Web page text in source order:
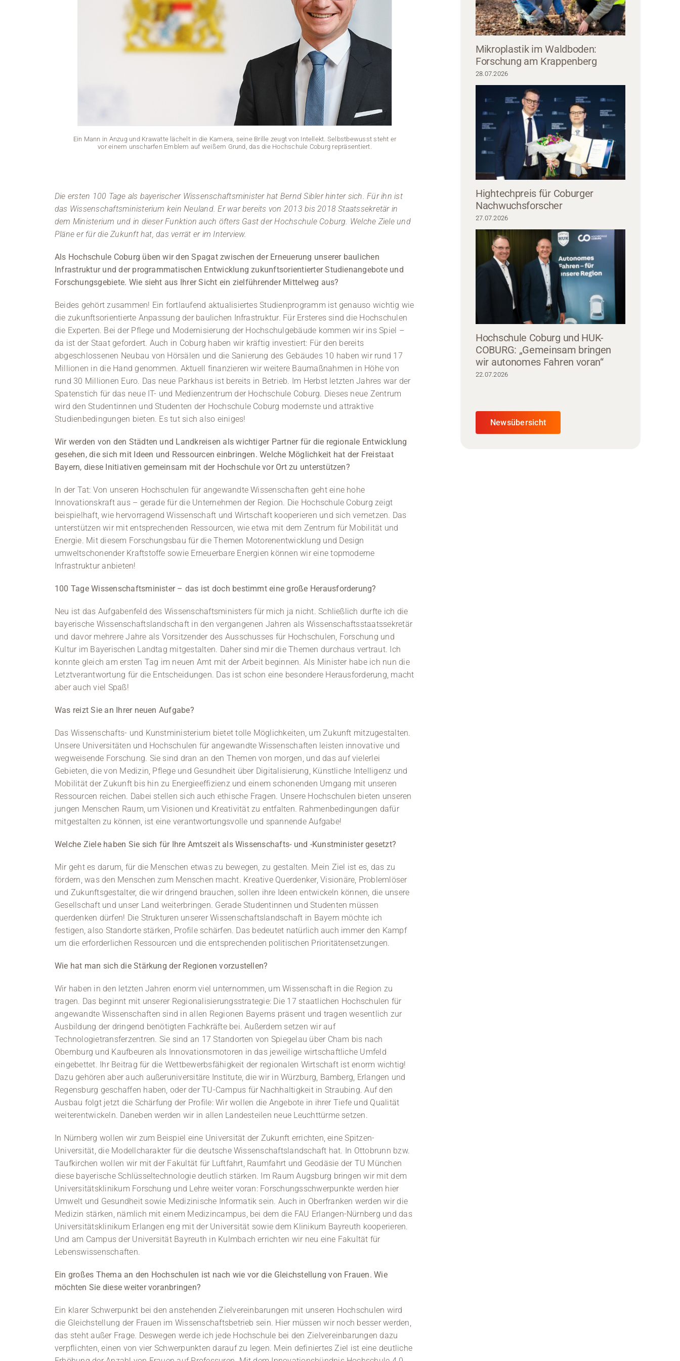
Ein Mann in Anzug und Krawatte lächelt in die Kamera, seine Brille zeugt von Intellekt. Selbstbewusst steht er
vor einem unscharfen Emblem auf weißem Grund, das die Hochschule Coburg repräsentiert.
Ein Mann in Anzug und Krawatte lächelt in die Kamera, seine Brille zeugt von Intellekt.
vor einem unscharfen Emblem auf weißem Grund, das die Hochschule Coburg
Die ersten 100 Tage als bayerischer Wissenschaftsminister hat Bernd Sibler hinter sich. Für ihn ist
das Wissenschaftsministerium kein Neuland. Er war bereits von 2013 bis 2018 Staatssekretär in
dem Ministerium und in dieser Funktion auch öfters Gast der Hochschule Coburg. Welche Ziele und
Pläne er für die Zukunft hat, das verrät er im Interview.
Als Hochschule Coburg üben wir den Spagat zwischen der Erneuerung unserer baulichen
Infrastruktur und der programmatischen Entwicklung zukunftsorientierter Studienangebote und
Forschungsgebiete. Wie sieht aus Ihrer Sicht ein zielführender Mittelweg aus?
Beides gehört zusammen! Ein fortlaufend aktualisiertes Studienprogramm ist genauso wichtig wie
die zukunftsorientierte Anpassung der baulichen Infrastruktur. Für Ersteres sind die Hochschulen
die Experten. Bei der Pflege und Modernisierung der Hochschulgebäude kommen wir ins Spiel –
da ist der Staat gefordert. Auch in Coburg haben wir kräftig investiert: Für den bereits
abgeschlossenen Neubau von Hörsälen und die Sanierung des Gebäudes 10 haben wir rund 17
Millionen in die Hand genommen. Aktuell finanzieren wir weitere Baumaßnahmen in Höhe von
rund 30 Millionen Euro. Das neue Parkhaus ist bereits in Betrieb. Im Herbst letzten Jahres war der
Spatenstich für das neue IT- und Medienzentrum der Hochschule Coburg. Dieses neue Zentrum
wird den Studentinnen und Studenten der Hochschule Coburg modernste und attraktive
Studienbedingungen bieten. Es tut sich also einiges!
Wir werden von den Städten und Landkreisen als wichtiger Partner für die regionale Entwicklung
gesehen, die sich mit Ideen und Ressourcen einbringen. Welche Möglichkeit hat der Freistaat
Bayern, diese Initiativen gemeinsam mit der Hochschule vor Ort zu unterstützen?
In der Tat: Von unseren Hochschulen für angewandte Wissenschaften geht eine hohe
Innovationskraft aus – gerade für die Unternehmen der Region. Die Hochschule Coburg zeigt
beispielhaft, wie hervorragend Wissenschaft und Wirtschaft kooperieren und sich vernetzen. Das
unterstützen wir mit entsprechenden Ressourcen, wie etwa mit dem Zentrum für Mobilität und
Energie. Mit diesem Forschungsbau für die Themen Motorenentwicklung und Design
umweltschonender Kraftstoffe sowie Erneuerbare Energien können wir eine topmoderne
Infrastruktur anbieten!
100 Tage Wissenschaftsminister – das ist doch bestimmt eine große Herausforderung?
Neu ist das Aufgabenfeld des Wissenschaftsministers für mich ja nicht. Schließlich durfte ich die
bayerische Wissenschaftslandschaft in den vergangenen Jahren als Wissenschaftsstaatssekretär
und davor mehrere Jahre als Vorsitzender des Ausschusses für Hochschulen, Forschung und
Kultur im Bayerischen Landtag mitgestalten. Daher sind mir die Themen durchaus vertraut. Ich
konnte gleich am ersten Tag im neuen Amt mit der Arbeit beginnen. Als Minister habe ich nun die
Letztverantwortung für die Entscheidungen. Das ist schon eine besondere Herausforderung, macht
aber auch viel Spaß!
Was reizt Sie an Ihrer neuen Aufgabe?
Das Wissenschafts- und Kunstministerium bietet tolle Möglichkeiten, um Zukunft mitzugestalten.
Unsere Universitäten und Hochschulen für angewandte Wissenschaften leisten innovative und
wegweisende Forschung. Sie sind dran an den Themen von morgen, und das auf vielerlei
Gebieten, die von Medizin, Pflege und Gesundheit über Digitalisierung, Künstliche Intelligenz und
Mobilität der Zukunft bis hin zu Energieeffizienz und einem schonenden Umgang mit unseren
Ressourcen reichen. Dabei stellen sich auch ethische Fragen. Unsere Hochschulen bieten unseren
jungen Menschen Raum, um Visionen und Kreativität zu entfalten. Rahmenbedingungen dafür
mitgestalten zu können, ist eine verantwortungsvolle und spannende Aufgabe!
Welche Ziele haben Sie sich für Ihre Amtszeit als Wissenschafts- und -Kunstminister gesetzt?
Mir geht es darum, für die Menschen etwas zu bewegen, zu gestalten. Mein Ziel ist es, das zu
fördern, was den Menschen zum Menschen macht. Kreative Querdenker, Visionäre, Problemlöser
und Zukunftsgestalter, die wir dringend brauchen, sollen ihre Ideen entwickeln können, die unsere
Gesellschaft und unser Land weiterbringen. Gerade Studentinnen und Studenten müssen
querdenken dürfen! Die Strukturen unserer Wissenschaftslandschaft in Bayern möchte ich
festigen, also Standorte stärken, Profile schärfen. Das bedeutet natürlich auch immer den Kampf
um die erforderlichen Ressourcen und die entsprechenden politischen Prioritätensetzungen.
Wie hat man sich die Stärkung der Regionen vorzustellen?
Wir haben in den letzten Jahren enorm viel unternommen, um Wissenschaft in die Region zu
tragen. Das beginnt mit unserer Regionalisierungsstrategie: Die 17 staatlichen Hochschulen für
angewandte Wissenschaften sind in allen Regionen Bayerns präsent und tragen wesentlich zur
Ausbildung der dringend benötigten Fachkräfte bei. Außerdem setzen wir auf
Technologietransferzentren. Sie sind an 17 Standorten von Spiegelau über Cham bis nach
Obernburg und Kaufbeuren als Innovationsmotoren in das jeweilige wirtschaftliche Umfeld
eingebettet. Ihr Beitrag für die Wettbewerbsfähigkeit der regionalen Wirtschaft ist enorm wichtig!
Dazu gehören aber auch außeruniversitäre Institute, die wir in Würzburg, Bamberg, Erlangen und
Regensburg geschaffen haben, oder der TU-Campus für Nachhaltigkeit in Straubing. Auf den
Ausbau folgt jetzt die Schärfung der Profile: Wir wollen die Angebote in ihrer Tiefe und Qualität
weiterentwickeln. Daneben werden wir in allen Landesteilen neue Leuchttürme setzen.
In Nürnberg wollen wir zum Beispiel eine Universität der Zukunft errichten, eine Spitzen-
Universität, die Modellcharakter für die deutsche Wissenschaftslandschaft hat. In Ottobrunn bzw.
Taufkirchen wollen wir mit der Fakultät für Luftfahrt, Raumfahrt und Geodäsie der TU München
diese bayerische Schlüsseltechnologie deutlich stärken. Im Raum Augsburg bringen wir mit dem
Universitätsklinikum Forschung und Lehre weiter voran: Forschungsschwerpunkte werden hier
Umwelt und Gesundheit sowie Medizinische Informatik sein. Auch in Oberfranken werden wir die
Medizin stärken, nämlich mit einem Medizincampus, bei dem die FAU Erlangen-Nürnberg und das
Universitätsklinikum Erlangen eng mit der Universität sowie dem Klinikum Bayreuth kooperieren.
Und am Campus der Universität Bayreuth in Kulmbach errichten wir neu eine Fakultät für
Lebenswissenschaften.
Ein großes Thema an den Hochschulen ist nach wie vor die Gleichstellung von Frauen. Wie
möchten Sie diese weiter voranbringen?
Ein klarer Schwerpunkt bei den anstehenden Zielvereinbarungen mit unseren Hochschulen wird
die Gleichstellung der Frauen im Wissenschaftsbetrieb sein. Hier müssen wir noch besser werden,
das steht außer Frage. Deswegen werde ich jede Hochschule bei den Zielvereinbarungen dazu
verpflichten, einen von vier Schwerpunkten darauf zu legen. Mein definiertes Ziel ist eine deutliche
Mikroplastik im Waldboden:
Forschung am Krappenberg
28.07.2026
Hightechpreis für Coburger
Nachwuchsforscher
27.07.2026
Hochschule Coburg und HUK-
COBURG: „Gemeinsam bringen
wir autonomes Fahren voran“
22.07.2026
Newsübersicht